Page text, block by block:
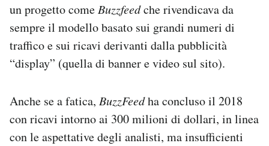
un progetto comeBuzzfeedche rivendicava da
sempre il modello basato sui grandi numeri di
traffico e sui ricavi derivanti dalla pubblicità
“display” (quella di banner e video sul sito).
Anche se a fatica, BuzzFeedha concluso il 2018
con ricavi intorno ai 300 milioni di dollari, in linea
con le aspettative degli analisti, ma insufficienti